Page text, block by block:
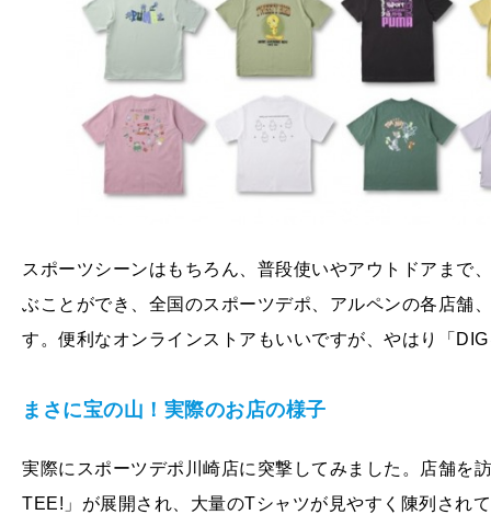
スポーツシーンはもちろん、普段使いやアウトドアまで
ぶことができ、全国のスポーツデポ、アルペンの各店舗
す。便利なオンラインストアもいいですが、やはり「
まさに宝の山！実際のお店の様子
実際にスポーツデポ川崎店に突撃してみました。店舗を
TEE!」が展開され、大量のTシャツが見やすく陳列され